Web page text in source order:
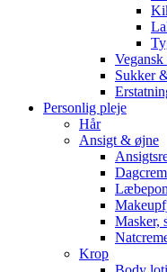
Sukker
Personlig pleje
Hår
Ansigt & øjne
Masker,
Krop